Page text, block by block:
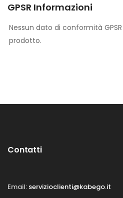
GPSR Informazioni
Nessun dato di conformità
prodotto.
Contatti
Email: servizioclienti@kabego.it